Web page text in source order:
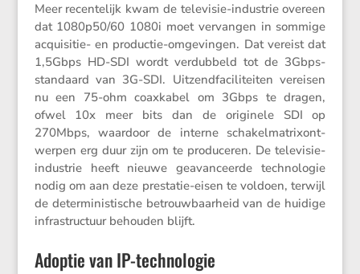
Meer recen­te­lijk kwam de televisie-industrie overeen
dat 1080p50/​60 1080i moet vervangen in sommige
acqui­sitie- en productie-omgevingen. Dat vereist dat
1,5Gbps HD-SDI wordt verdub­beld tot de 3Gbps-
standaard van 3G-SDI. Uitzend­fa­ci­li­teiten vereisen
nu een 75-ohm coaxkabel om 3Gbps te dragen,
ofwel 10x meer bits dan de origi­nele SDI op
270Mbps, waardoor de interne schakel­ma­trix­ont­
werpen erg duur zijn om te produ­ceren. De televisie-
industrie heeft nieuwe geavan­ceerde techno­logie
nodig om aan deze prestatie-eisen te voldoen, terwijl
de deter­mi­nis­ti­sche betrouw­baar­heid van de huidige
infra­struc­tuur behouden blijft.
Adoptie van IP-technologie